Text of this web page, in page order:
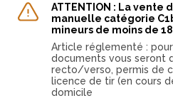
ATTENTION : La vente
manuelle catégorie
mineurs de moins de
Article réglementé :
documents vous seront
recto/verso, permis de
licence de tir (en cours
domicile